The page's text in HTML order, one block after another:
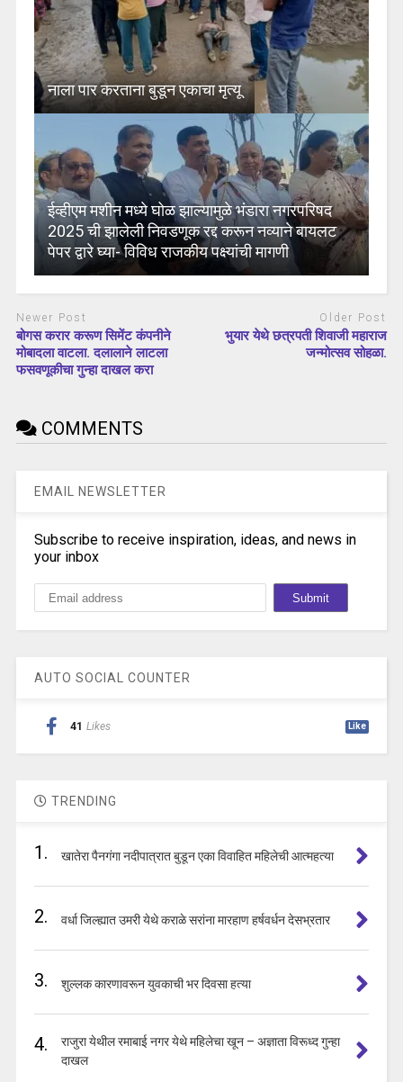
नाला पार करताना बुडून एकाचा मृत्यू
ईव्हीएम मशीन मध्ये घोळ झाल्यामुळे भंडारा नगरपरिषद
2025 ची झालेली निवडणूक रद्द करून नव्याने बायलट
पेपर द्वारे घ्या- विविध राजकीय पक्ष्यांची मागणी
Newer Post
बोगस करार करूण सिमेंट कंपनीने
मोबादला वाटला. दलालाने लाटला
फसवणूकीचा गुन्हा दाखल करा
Older Post
भुयार येथे छत्रपती शिवाजी महाराज
जन्मोत्सव सोहळा.
COMMENTS
EMAIL NEWSLETTER
Subscribe to receive inspiration, ideas, and news in
your inbox
AUTO SOCIAL COUNTER
41 Likes Like
TRENDING
1. खातेरा पैनगंगा नदीपात्रात बुडून एका विवाहित महिलेची आत्महत्या
2. वर्धा जिल्ह्यात उमरी येथे कराळे सरांना मारहाण हर्षवर्धन देसभ्रतार
3. शुल्लक कारणावरून युवकाची भर दिवसा हत्या
4.
राजुरा येथील रमाबाई नगर येथे महिलेचा खून – अज्ञाता विरूध्द गुन्हा
दाखल